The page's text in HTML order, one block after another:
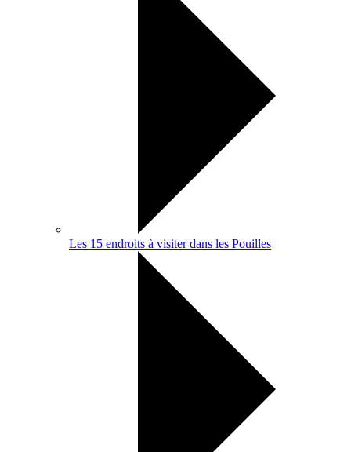
Les 15 endroits à visiter dans les Pouilles